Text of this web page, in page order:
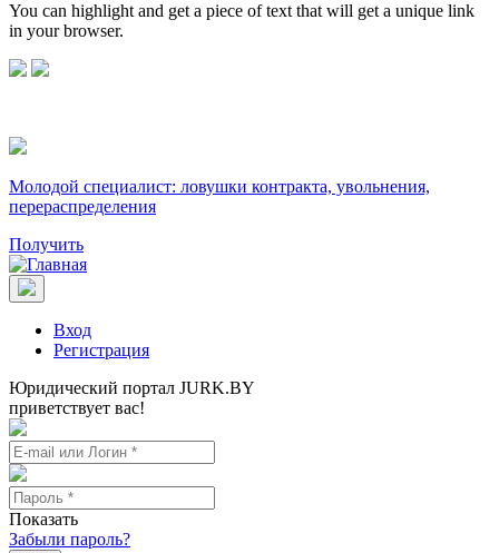
You can highlight and get a piece of text that will get a unique link
in your browser.
Молодой специалист: ловушки контракта, увольнения,
перераспределения
Получить
Вход
Регистрация
Юридический портал JURK.BY
приветствует вас!
Показать
Забыли пароль?